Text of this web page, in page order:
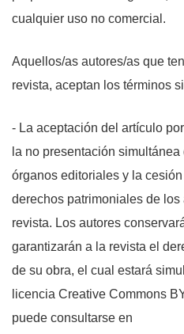
cualquier uso no comercial.
Aquellos/as autores/as que
revista, aceptan los términos
- La aceptación del artículo
la no presentación
órganos editoriales y la
derechos patrimoniales de los
revista. Los autores
garantizarán a la revista el
de su obra, el cual estará
licencia Creative Commons
puede consultarse en